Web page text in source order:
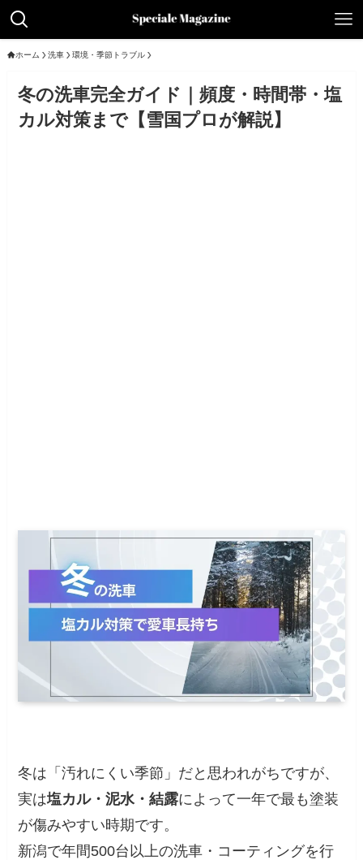
ホーム 洗車 環境・季節トラブル
冬の洗車完全ガイド｜頻度・時間帯・塩
カル対策まで【雪国プロが解説】
冬は「汚れにくい季節」だと思われがちですが、
実は塩カル・泥水・結露によって一年で最も塗装
が傷みやすい時期です。
新潟で年間500台以上の洗車・コーティングを行